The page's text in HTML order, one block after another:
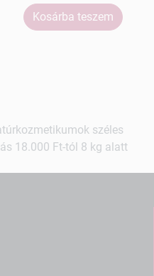
Kosárba teszem
széles
18.000 Ft-tól 8 kg alatt